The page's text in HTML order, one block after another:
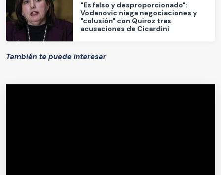
"Es falso y desproporcionado":
Vodanovic niega negociaciones y
"colusión" con Quiroz tras
acusaciones de Cicardini
También te puede interesar